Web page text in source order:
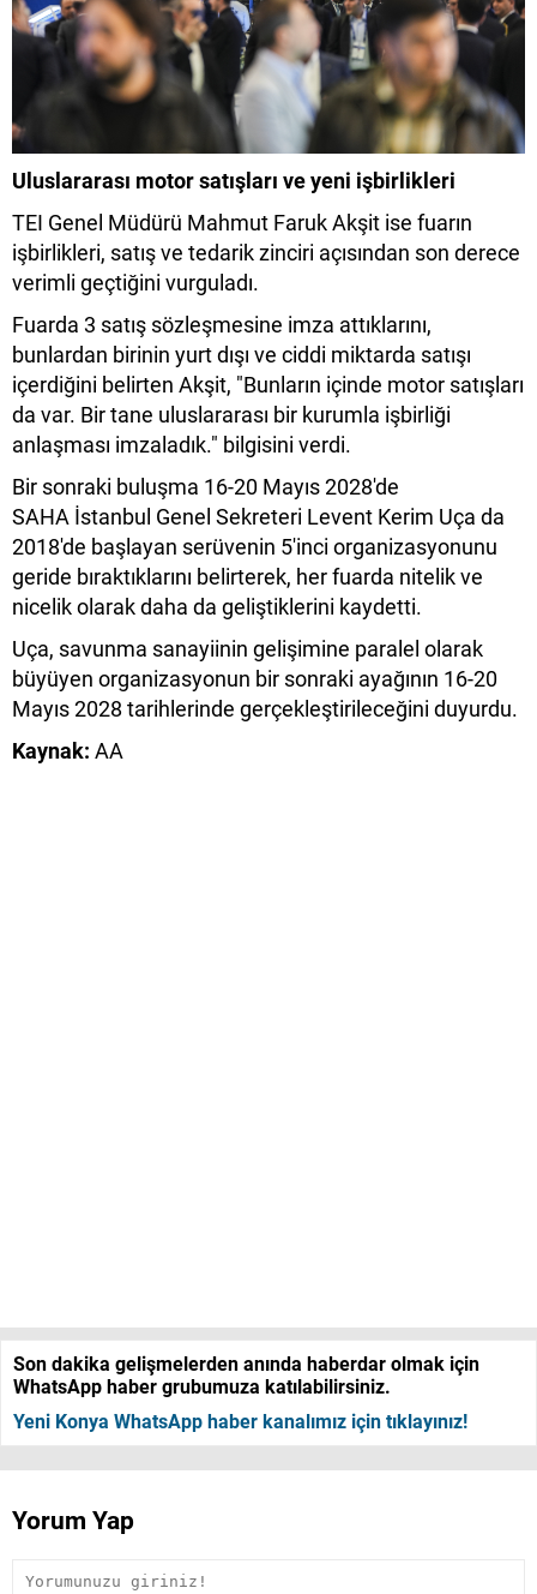
Uluslararası motor satışları ve yeni işbirlikleri
TEI Genel Müdürü Mahmut Faruk Akşit ise fuarın
işbirlikleri, satış ve tedarik zinciri açısından son derece
verimli geçtiğini vurguladı.
Fuarda 3 satış sözleşmesine imza attıklarını,
bunlardan birinin yurt dışı ve ciddi miktarda satışı
içerdiğini belirten Akşit, "Bunların içinde motor satışları
da var. Bir tane uluslararası bir kurumla işbirliği
anlaşması imzaladık." bilgisini verdi.
Bir sonraki buluşma 16-20 Mayıs 2028'de
SAHA İstanbul Genel Sekreteri Levent Kerim Uça da
2018'de başlayan serüvenin 5'inci organizasyonunu
geride bıraktıklarını belirterek, her fuarda nitelik ve
nicelik olarak daha da geliştiklerini kaydetti.
Uça, savunma sanayiinin gelişimine paralel olarak
büyüyen organizasyonun bir sonraki ayağının 16-20
Mayıs 2028 tarihlerinde gerçekleştirileceğini duyurdu.
Kaynak: AA
Son dakika gelişmelerden anında haberdar olmak için
WhatsApp haber grubumuza katılabilirsiniz.
Yeni Konya WhatsApp haber kanalımız için tıklayınız!
Yorum Yap